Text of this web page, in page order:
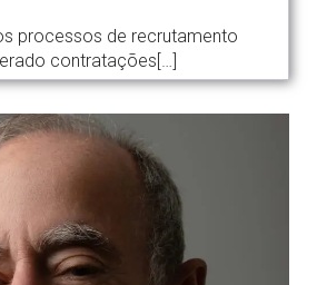
processos de recrutamento
contratações[…]